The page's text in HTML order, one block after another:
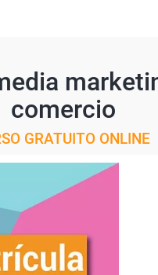
comercio
GRATUITO ONLINE